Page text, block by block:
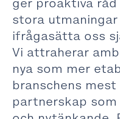
stora
ifrågasätta oss
Vi attraherar
nya som mer
branschens
partnerskap